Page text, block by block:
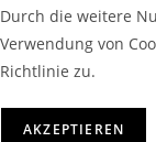
Durch die weitere
Verwendung von
Richtlinie zu.
AKZEPTIEREN